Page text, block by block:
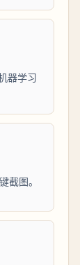
器学习
截图。